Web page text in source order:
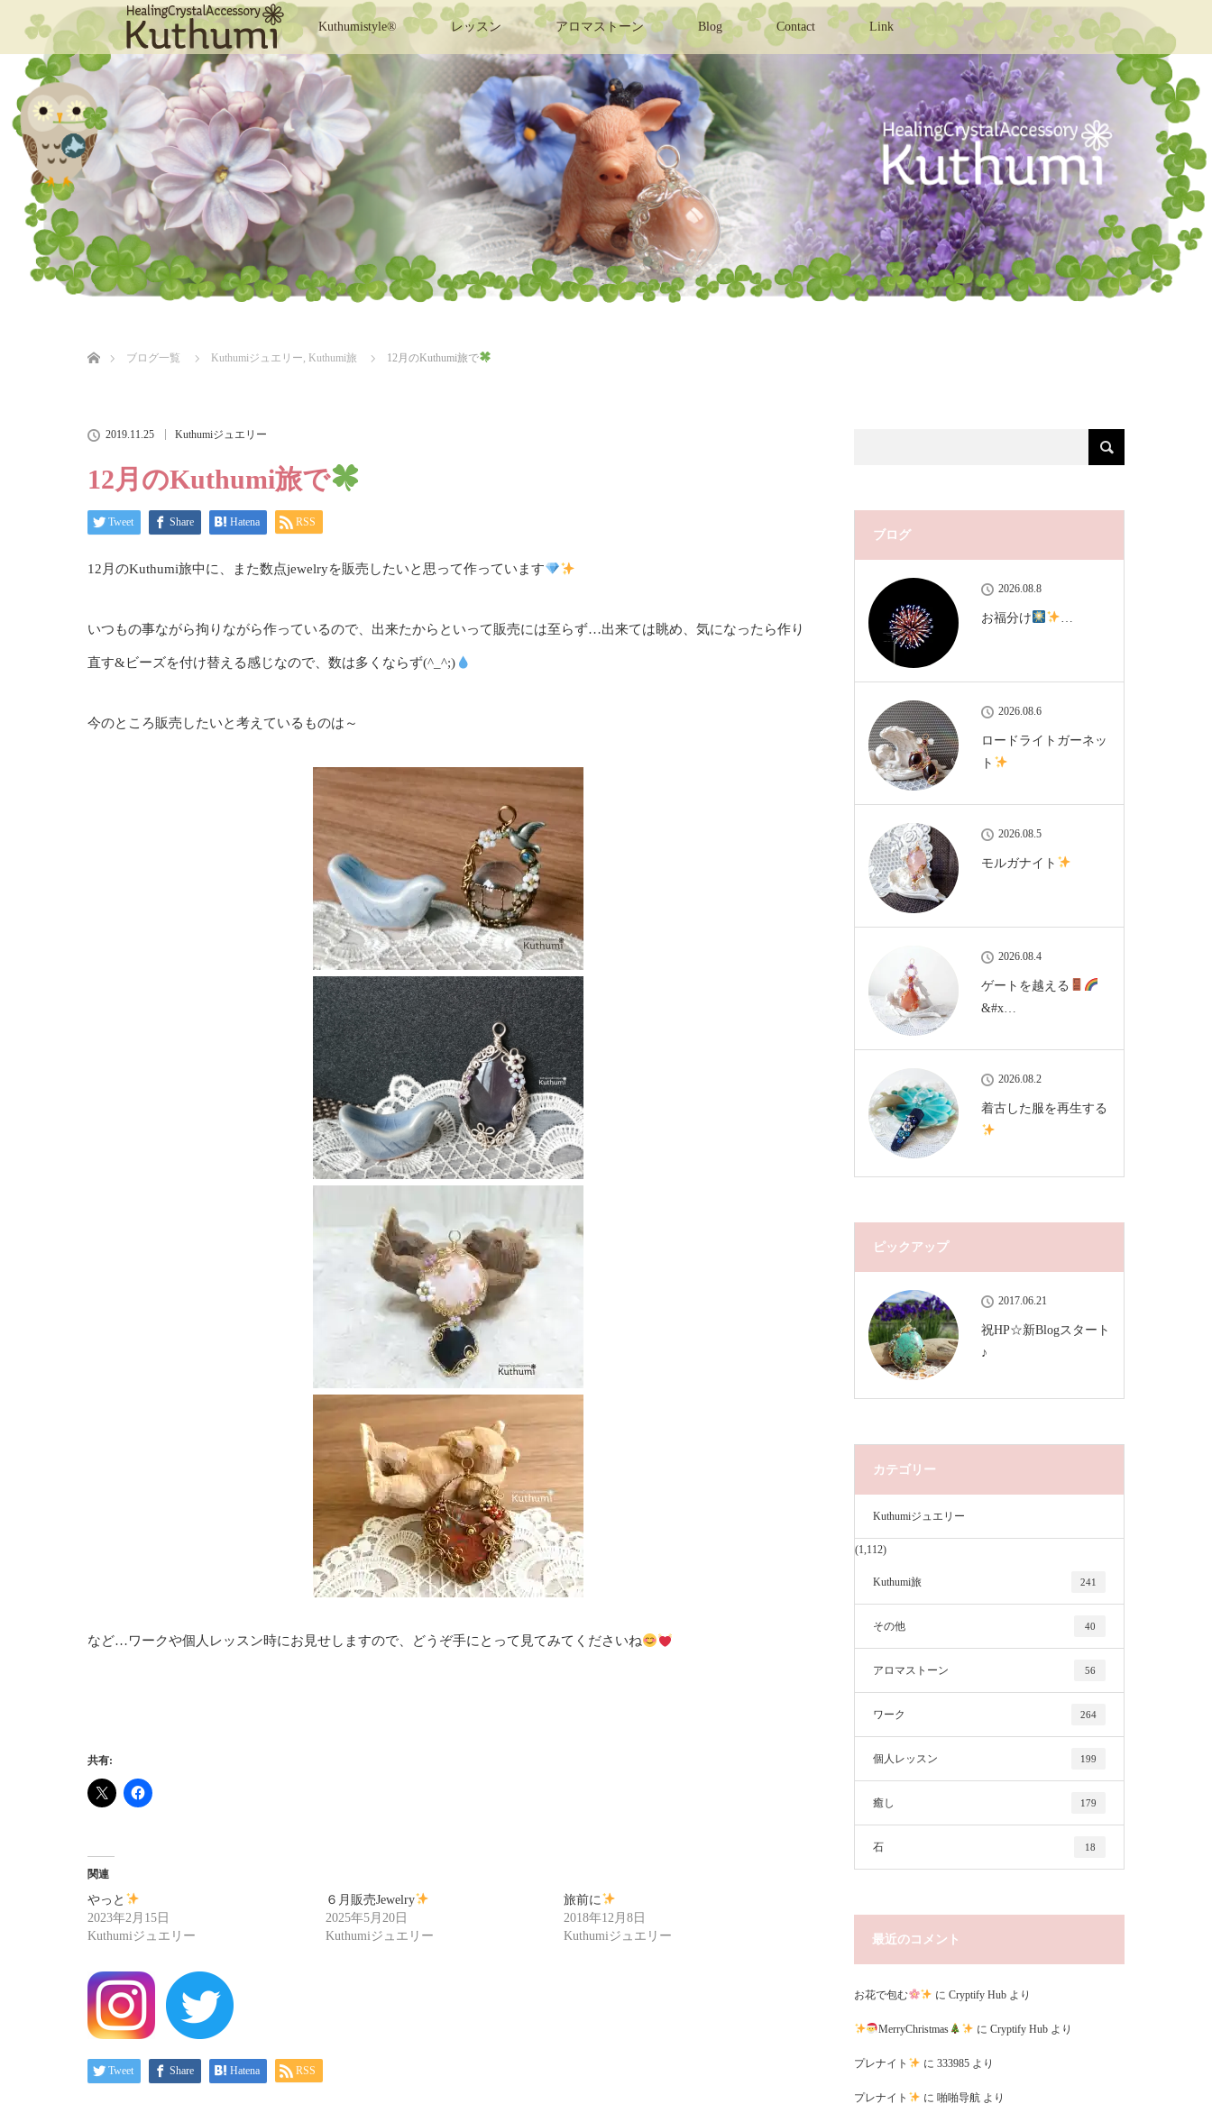
Kuthumistyle® レッスン アロマストーン Blog Contact Link
ブログ一覧
Kuthumiジュエリー, Kuthumi旅 12月のKuthumi旅で
2019.11.25 Kuthumiジュエリー
12月のKuthumi旅で
Tweet Share Hatena RSS
12月のKuthumi旅中に、また数点jewelryを販売したいと思って作っています
いつもの事ながら拘りながら作っているので、出来たからといって販売には至らず…出来ては眺め、気になったら作り
直す&ビーズを付け替える感じなので、数は多くならず(^_^;)
今のところ販売したいと考えているものは～
など…ワークや個人レッスン時にお見せしますので、どうぞ手にとって見てみてくださいね
共有:
関連
やっと
2023年2月15日
Kuthumiジュエリー
６月販売Jewelry
2025年5月20日
Kuthumiジュエリー
旅前に
2018年12月8日
Kuthumiジュエリー
Tweet Share Hatena RSS
ブログ
2026.08.8
お福分け …
2026.08.6
ロードライトガーネッ
ト
2026.08.5
モルガナイト
2026.08.4
ゲートを越える
&#x…
2026.08.2
着古した服を再生する
ピックアップ
2017.06.21
祝HP☆新Blogスタート
♪
カテゴリー
Kuthumiジュエリー
(1,112)
Kuthumi旅 241
その他 40
アロマストーン 56
ワーク 264
個人レッスン 199
癒し 179
石 18
最近のコメント
お花で包む にCryptify Hub より
MerryChristmas に Cryptify Hubより
プレナイト に 333985より
プレナイト に 啪啪导航より